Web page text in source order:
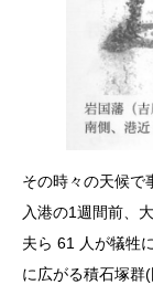
その時々の天候で
入港の1週間前、
夫ら 61 人が犠牲
に広がる積石塚群